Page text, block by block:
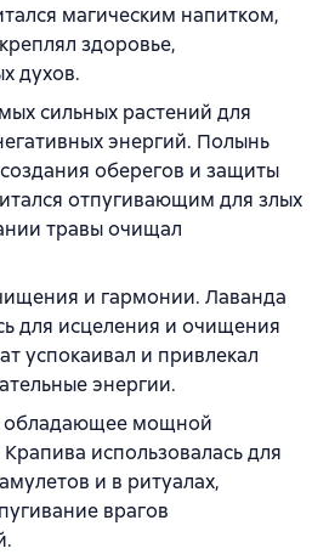
магическим напитком,
здоровье,
духов.
сильных растений для
энергий. Полынь
оберегов и защиты
отпугивающим для злых
травы очищал
и гармонии. Лаванда
для исцеления и очищения
успокаивал и привлекал
энергии.
обладающее мощной
использовалась для
и в ритуалах,
врагов